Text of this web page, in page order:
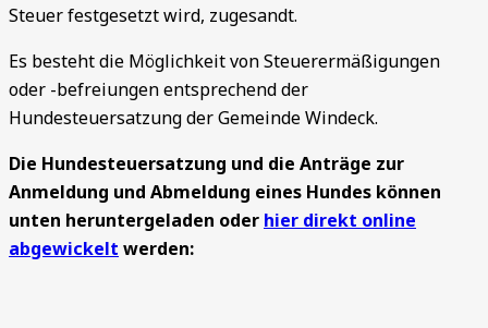
Steuer festgesetzt wird, zugesandt.
Es besteht die Möglichkeit von Steuerermäßigungen
oder -befreiungen entsprechend der
Hundesteuersatzung der Gemeinde Windeck.
Die Hundesteuersatzung und die Anträge zur
Anmeldung und Abmeldung eines Hundes können
unten heruntergeladen oder hier direkt online
abgewickelt werden: